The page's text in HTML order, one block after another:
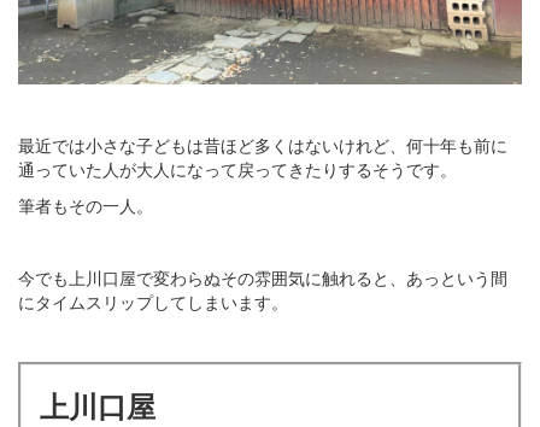
最近では小さな子どもは昔ほど多くはないけれど、何十年も前に
通っていた人が大人になって戻ってきたりするそうです。
筆者もその一人。
今でも上川口屋で変わらぬその雰囲気に触れると、あっという間
にタイムスリップしてしまいます。
上川口屋